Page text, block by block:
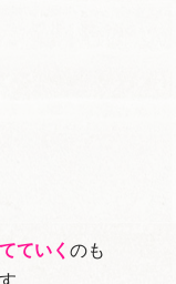
ていく のも
。